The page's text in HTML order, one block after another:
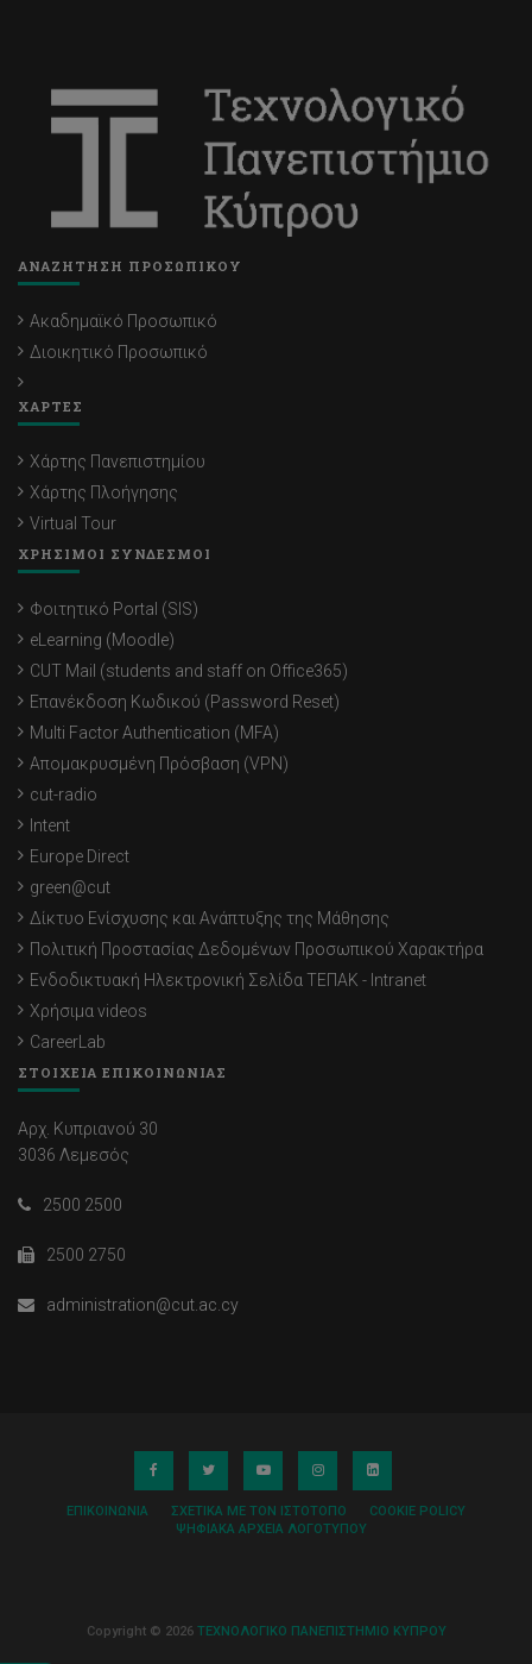
ΑΝΑΖΗΤΗΣΗ ΠΡΟΣΩΠΙΚΟΥ
Ακαδημαϊκό Προσωπικό
Διοικητικό Προσωπικό
ΧΑΡΤΕΣ
Χάρτης Πανεπιστημίου
Χάρτης Πλοήγησης
Virtual Tour
ΧΡΗΣΙΜΟΙ ΣΥΝΔΕΣΜΟΙ
Φοιτητικό Portal (SIS)
eLearning (Moodle)
CUT Mail (students and staff on Office365)
Επανέκδοση Κωδικού (Password Reset)
Multi Factor Authentication (MFA)
Απομακρυσμένη Πρόσβαση (VPN)
cut-radio
Intent
Europe Direct
green@cut
Δίκτυο Ενίσχυσης και Ανάπτυξης της Μάθησης
Πολιτική Προστασίας Δεδομένων Προσωπικού Χαρακτήρα
Ενδοδικτυακή Ηλεκτρονική Σελίδα ΤΕΠΑΚ - Intranet
Χρήσιμα videos
CareerLab
ΣΤΟΙΧΕΙΑ ΕΠΙΚΟΙΝΩΝΙΑΣ
Αρχ. Κυπριανού 30
3036 Λεμεσός
2500 2500
2500 2750
administration@cut.ac.cy
ΕΠΙΚΟΙΝΩΝΊΑ ΣΧΕΤΙΚΆ ΜΕ ΤΟΝ ΙΣΤΌΤΟΠΟ
COOKIE POLICY
ΨΗΦΙΑΚΆ ΑΡΧΕΊΑ ΛΟΓΌΤΥΠΟΥ
Copyright © 2026 ΤΕΧΝΟΛΟΓΙΚΟ ΠΑΝΕΠΙΣΤΗΜΙΟ ΚΥΠΡΟΥ